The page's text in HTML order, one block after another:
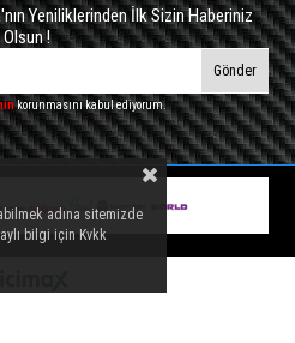
Yeniliklerinden İlk Sizin Haberiniz
Olsun !
Gönder
korunmasını kabul ediyorum.
adına sitemizde
bilgi için Kvkk